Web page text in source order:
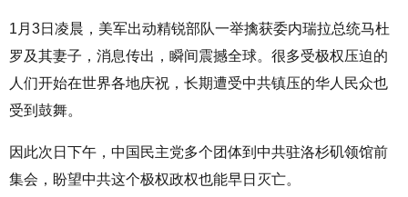
1月3日凌晨，美军出动精锐部队一举擒获委内瑞拉总统马杜
罗及其妻子，消息传出，瞬间震撼全球。很多受极权压迫的
人们开始在世界各地庆祝，长期遭受中共镇压的华人民众也
受到鼓舞。
因此次日下午，中国民主党多个团体到中共驻洛杉矶领馆前
集会，盼望中共这个极权政权也能早日灭亡。